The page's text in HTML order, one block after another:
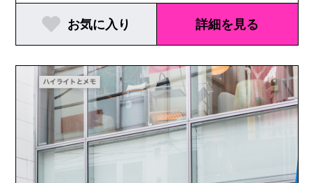
お気に入り 詳細を見る